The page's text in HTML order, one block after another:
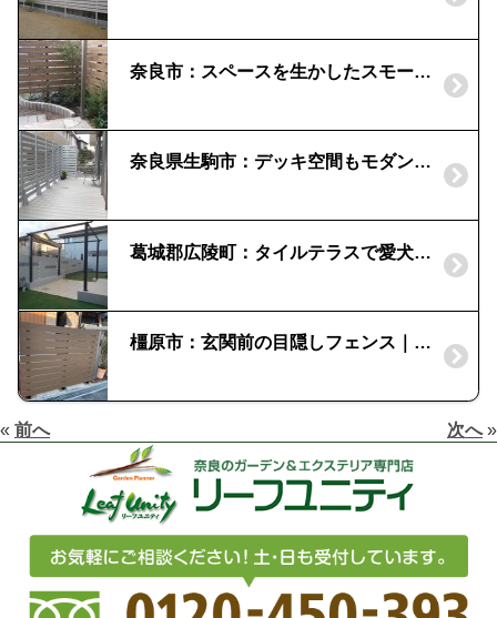
奈良市：スペースを生かしたスモールガーデンに｜板塀の目かくし
奈良県生駒市：デッキ空間もモダンスタイルで｜三協立山アルミ製「ひとと木」
葛城郡広陵町：タイルテラスで愛犬の走り回れる庭｜板塀の目隠し
橿原市：玄関前の目隠しフェンス｜ネオカットウッドフェンス
« 前へ 次へ»